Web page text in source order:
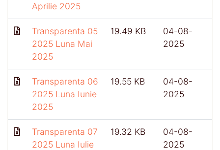
Aprilie 2025
Transparenta 05
2025 Luna Mai
2025
19.49 KB
04-08-
2025
Transparenta 06
2025 Luna Iunie
2025
19.55 KB
04-08-
2025
Transparenta 07
2025 Luna Iulie
19.32 KB
04-08-
2025